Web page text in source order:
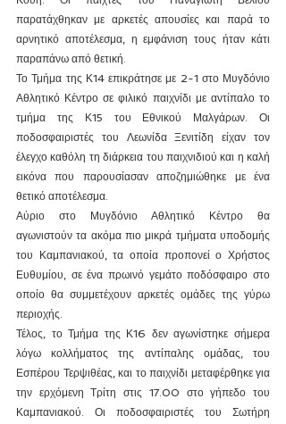
παρατάχθηκαν με αρκετές απουσίες και παρά το
αρνητικό αποτέλεσμα, η εμφάνιση τους ήταν κάτι
παραπάνω από θετική.
Το Τμήμα της Κ14 επικράτησε με 2-1 στο Μυγδόνιο
Αθλητικό Κέντρο σε φιλικό παιχνίδι με αντίπαλο το
τμήμα της Κ15 του Εθνικού Μαλγάρων. Οι
ποδοσφαιριστές του Λεωνίδα Ξενιτίδη είχαν τον
έλεγχο καθόλη τη διάρκεια του παιχνιδιού και η καλή
εικόνα που παρουσίασαν αποζημιώθηκε με ένα
θετικό αποτέλεσμα.
Αύριο στο Μυγδόνιο Αθλητικό Κέντρο θα
αγωνιστούν τα ακόμα πιο μικρά τμήματα υποδομής
του Καμπανιακού, τα οποία προπονεί ο Χρήστος
Ευθυμίου, σε ένα πρωινό γεμάτο ποδόσφαιρο στο
οποίο θα συμμετέχουν αρκετές ομάδες της γύρω
περιοχής.
Τέλος, το Τμήμα της Κ16 δεν αγωνίστηκε σήμερα
λόγω κολλήματος της αντίπαλης ομάδας, του
Εσπέρου Τερψιθέας, και το παιχνίδι μεταφέρθηκε για
την ερχόμενη Τρίτη στις 17.00 στο γήπεδο του
Καμπανιακού. Οι ποδοσφαιριστές του Σωτήρη